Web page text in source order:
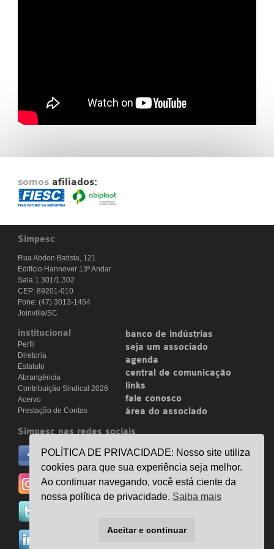
somos afiliados:
Simpesc
Rua Abdon Batista, 121
Edifício Hannover 13º Andar
Sala 1.301/1.302
CEP: 89201-010
Fone: (47) 3013-1454
Joinville/SC
institucional
Perfil
Diretoria
Estatuto
Abrangência
Contribuição Sindical 2026
Acervo
Prestação de Contas
banco de indústrias
seja um associado
agenda
central de comunicação
links
fale conosco
área do associado
Simpesc nas redes sociais
no facebook
/simpesc
no instagram
@simpescplasticos
POLÍTICA DE PRIVACIDADE: Nosso site utiliza
cookies para que sua experiência seja melhor.
Ao continuar navegando, você está ciente da
nossa política de privacidade. Saiba mais
Aceitar e continuar